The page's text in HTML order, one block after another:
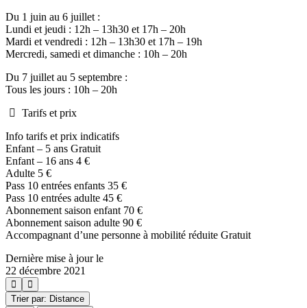
Du 1 juin au 6 juillet :
Lundi et jeudi : 12h – 13h30 et 17h – 20h
Mardi et vendredi : 12h – 13h30 et 17h – 19h
Mercredi, samedi et dimanche : 10h – 20h
Du 7 juillet au 5 septembre :
Tous les jours : 10h – 20h
Tarifs et prix
Info tarifs et prix indicatifs
Enfant – 5 ans Gratuit
Enfant – 16 ans 4 €
Adulte 5 €
Pass 10 entrées enfants 35 €
Pass 10 entrées adulte 45 €
Abonnement saison enfant 70 €
Abonnement saison adulte 90 €
Accompagnant d’une personne à mobilité réduite Gratuit
Dernière mise à jour le
22 décembre 2021
Trier par: Distance